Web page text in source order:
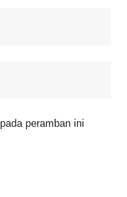
peramban ini